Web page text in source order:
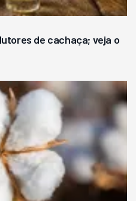
de cachaça; veja o